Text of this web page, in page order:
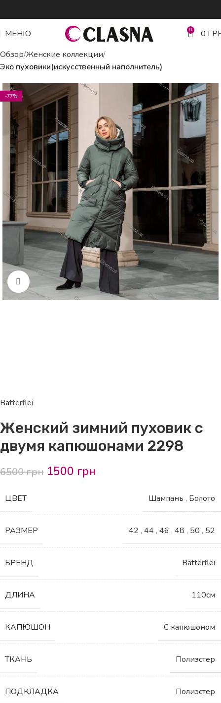
МЕНЮ 0 0
Обзор Женские коллекции
Эко пуховики(искусственный наполнитель)
-77%
Click to enlarge
Batterflei
Женский зимний пуховик с
двумя капюшонами 2298
6500грн 1500 грн
ЦВЕТ Шампань , Болото
РАЗМЕР 42 , 44 , 46 , 48 , 50 , 52
БРЕНД Batterflei
ДЛИНА 110см
КАПЮШОН С капюшоном
ТКАНЬ Полиэстер
ПОДКЛАДКА Полиэстер